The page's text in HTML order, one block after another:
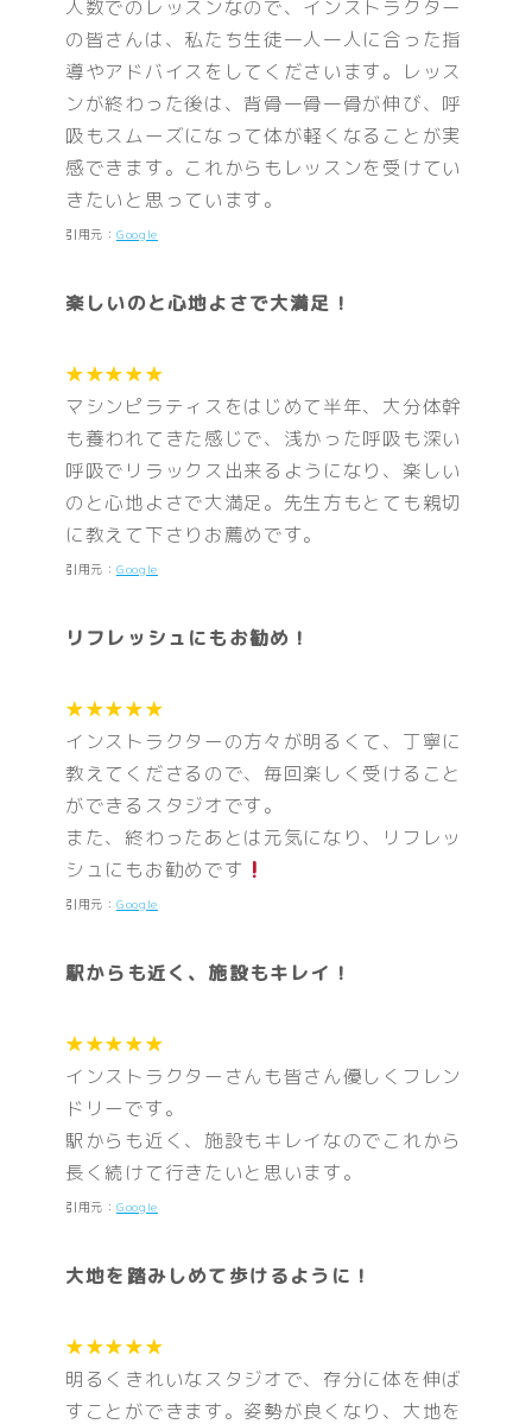
人数でのレッスンなので、インストラクター
の皆さんは、私たち生徒一人一人に合った指
導やアドバイスをしてくださいます。レッス
ンが終わった後は、背骨一骨一骨が伸び、呼
吸もスムーズになって体が軽くなることが実
感できます。これからもレッスンを受けてい
きたいと思っています。
引用元： Google
楽しいのと心地よさで大満足！
★★★★★
マシンピラティスをはじめて半年、大分体幹
も養われてきた感じで、浅かった呼吸も深い
呼吸でリラックス出来るようになり、楽しい
のと心地よさで大満足。先生方もとても親切
に教えて下さりお薦めです。
引用元： Google
リフレッシュにもお勧め！
★★★★★
インストラクターの方々が明るくて、丁寧に
教えてくださるので、毎回楽しく受けること
ができるスタジオです。
また、終わったあとは元気になり、リフレッ
シュにもお勧めです
引用元： Google
駅からも近く、施設もキレイ！
★★★★★
インストラクターさんも皆さん優しくフレン
ドリーです。
駅からも近く、施設もキレイなのでこれから
長く続けて行きたいと思います。
引用元： Google
大地を踏みしめて歩けるように！
★★★★★
明るくきれいなスタジオで、存分に体を伸ば
すことができます。姿勢が良くなり、大地を